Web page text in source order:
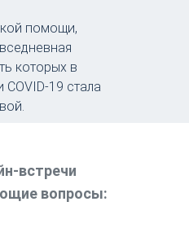
помощи,
которых в
19 стала
встречи
вопросы: